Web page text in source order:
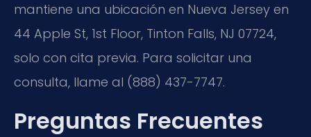
mantiene una ubicación en Nueva Jersey en
44 Apple St, 1st Floor, Tinton Falls, NJ 07724,
solo con cita previa. Para solicitar una
consulta, llame al (888) 437-7747.
Preguntas Frecuentes